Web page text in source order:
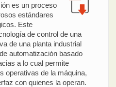
es un proceso
estándares
Este
de control de una
de una planta industrial
automatización basado
a lo cual permite
operativas de la máquina,
con quienes la operan.